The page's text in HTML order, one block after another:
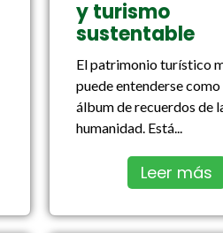
y turismo
sustentable
El patrimonio turístico
puede entenderse como
álbum de recuerdos de
humanidad. Está...
Leer más